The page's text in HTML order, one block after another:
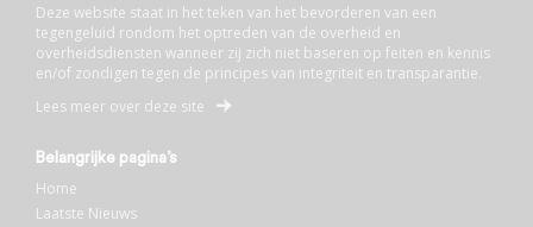
Deze website staat in het teken van het bevorderen van een
tegengeluid rondom het optreden van de overheid en
overheidsdiensten wanneer zij zich niet baseren op feiten en kennis
en/of zondigen tegen de principes van integriteit en transparantie.
Lees meer over deze site
Belangrijke pagina’s
Home
Laatste Nieuws